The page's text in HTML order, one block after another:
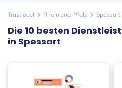
Trustlocal arrow_forward_ios Rheinland-Pfalz arrow_forward_ios Spessart
Die 10 besten
in Spessart